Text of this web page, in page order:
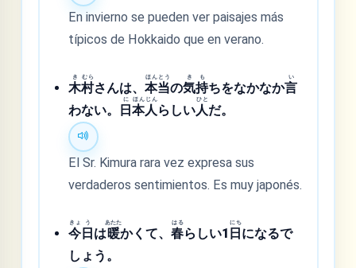
En invierno se pueden ver paisajes más
típicos de Hokkaido que en verano.
木
き
村
むら
さんは、本
ほん
当
とう
の気
き
持
も
ちをなかなか言
い
わない。 日
に
本
ほん
人
じん
らしい人
ひと
だ。
El Sr. Kimura rara vez expresa sus
verdaderos sentimientos. Es muy japonés.
今
きょ
日
う
は暖
あたた
かくて、春
はる
らしい1 日
にち
になるで
しょう。